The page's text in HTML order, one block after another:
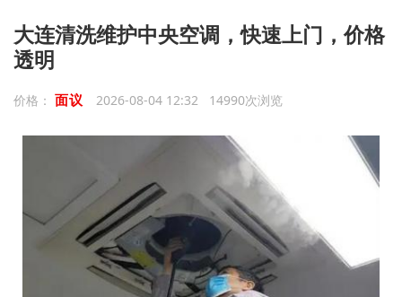
大连清洗维护中央空调，快速上门，价格
透明
价格： 面议 2026-08-04 12:32 14990次浏览